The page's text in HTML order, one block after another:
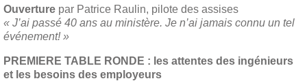
Ouverture par Patrice Raulin, pilote des assises
« J’ai passé 40 ans au ministère. Je n’ai jamais connu un tel
événement! »
PREMIERE TABLE RONDE : les attentes des ingénieurs
et les besoins des employeurs